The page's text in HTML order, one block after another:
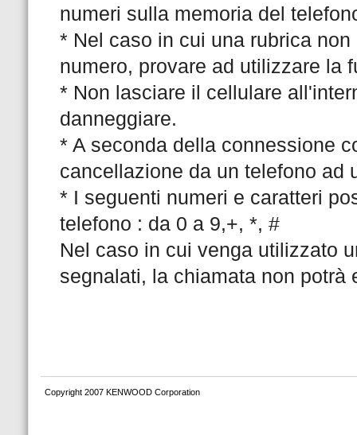
numeri sulla memoria del
* Nel caso in cui una rubrica
numero, provare ad utilizzare la
* Non lasciare il cellulare
danneggiare.
* A seconda della connessione
cancellazione da un telefono ad
* I seguenti numeri e caratteri
telefono : da 0 a 9,+, *, #
Nel caso in cui venga utilizzato
segnalati, la chiamata non potrà
Copyright 2007 KENWOOD Corporation